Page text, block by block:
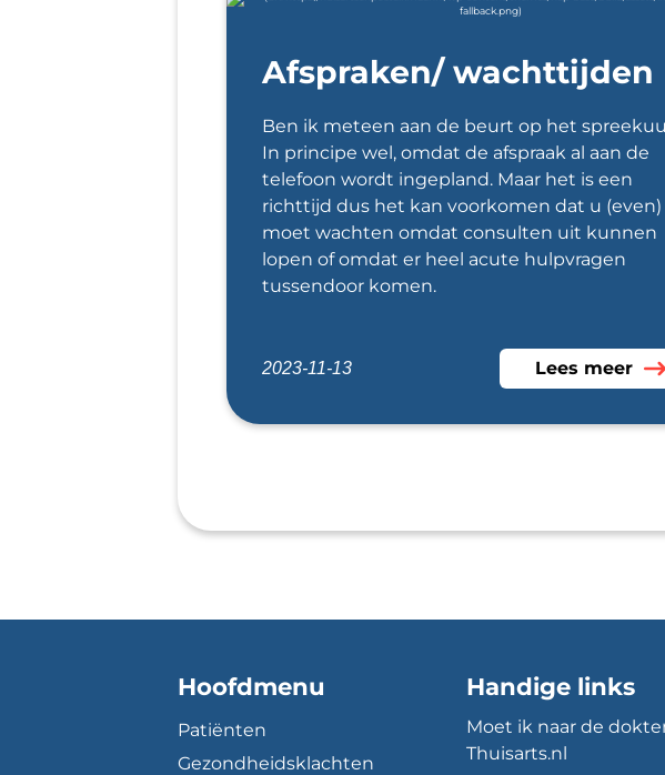
Afspraken/ wachttijden
Ben ik meteen aan de beurt op het
In principe wel, omdat de afspraak al aan de
telefoon wordt ingepland. Maar het is een
richttijd dus het kan voorkomen dat u (even)
moet wachten omdat consulten uit kunnen
lopen of omdat er heel acute hulpvragen
tussendoor komen.
Lees meer
Lees meer
2023-11-13
Hoofdmenu
Patiënten
Gezondheidsklachten
Handige links
Moet ik naar de
Thuisarts.nl